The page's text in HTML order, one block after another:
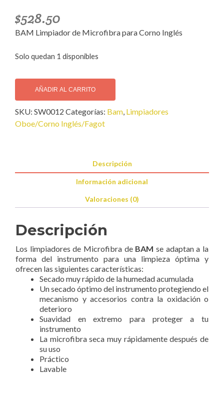
$528.50
BAM Limpiador de Microfibra para Corno Inglés
Solo quedan 1 disponibles
BAM
Limpiador
de
Microfibra
para
AÑADIR AL CARRITO
SKU: SW0012 Categorías: Bam, Limpiadores
Oboe/Corno Inglés/Fagot
Descripción
Información adicional
Valoraciones (0)
Descripción
Los limpiadores de Microfibra de BAM se adaptan a la
forma del instrumento para una limpieza óptima y
ofrecen las siguientes características:
Secado muy rápido de la humedad acumulada
Un secado óptimo del instrumento protegiendo el
mecanismo y accesorios contra la oxidación o
deterioro
Suavidad en extremo para proteger a tu
instrumento
La microfibra seca muy rápidamente después de
su uso
Práctico
Lavable